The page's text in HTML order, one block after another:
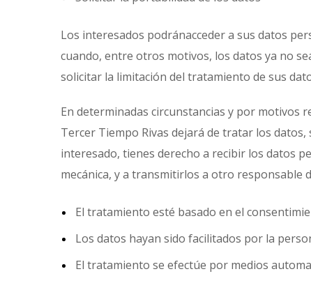
Los interesados podránacceder a sus datos
cuando, entre otros motivos, los datos ya no
solicitar la limitación del tratamiento de sus
En determinadas circunstancias y por motivos
Tercer Tiempo Rivas dejará de tratar los
interesado, tienes derecho a recibir los datos
mecánica, y a transmitirlos a otro responsable
El tratamiento esté basado en el
Los datos hayan sido facilitados por la
El tratamiento se efectúe por medios